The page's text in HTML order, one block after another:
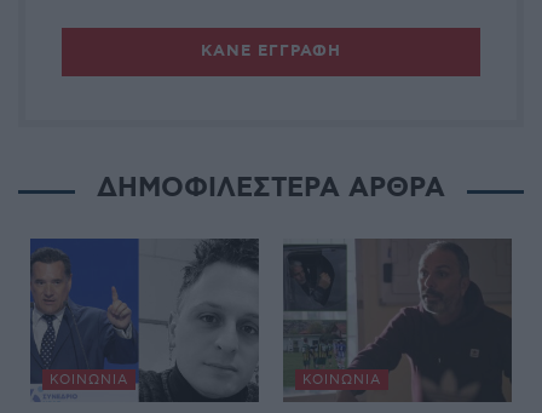
ΔΗΜΟΦΙΛΕΣΤΕΡΑ ΑΡΘΡΑ
ΚΟΙΝΩΝΊΑ ΚΟΙΝΩΝΊΑ